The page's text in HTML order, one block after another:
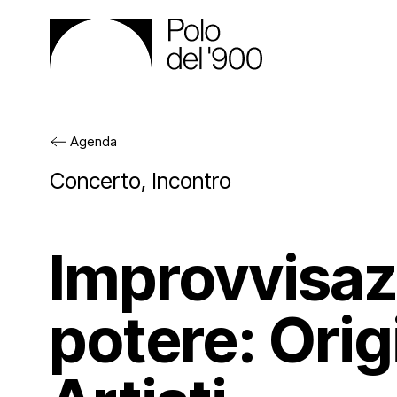
Il Polo
Gli
Gli
Attività
Agenda
Concerto, Incontro
potere: